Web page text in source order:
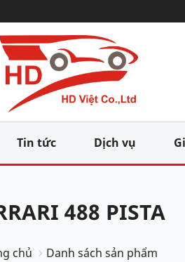
Tin tức Dịch vụ
488 PISTA
chủ Danh sách sản phẩm